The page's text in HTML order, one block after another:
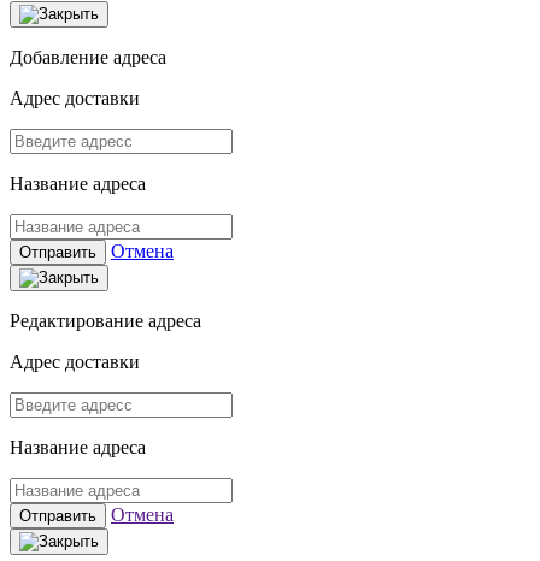
Добавление адреса
Адрес доставки
Название адреса
Отправить Отмена
Редактирование адреса
Адрес доставки
Название адреса
Отправить Отмена